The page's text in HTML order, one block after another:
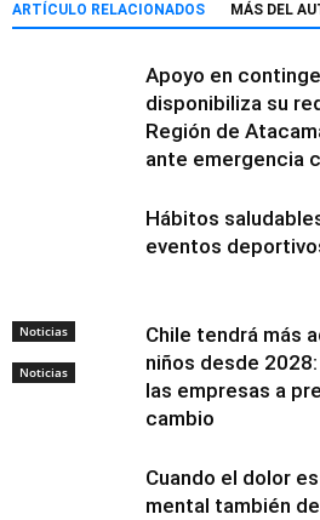
ARTÍCULO RELACIONADOS MÁS DEL
Noticias
Apoyo en
disponibiliza su
Región de
ante emergencia
Noticias
Hábitos
eventos
Chile tendrá más
niños desde
las empresas a
cambio
Cuando el dolor
mental también